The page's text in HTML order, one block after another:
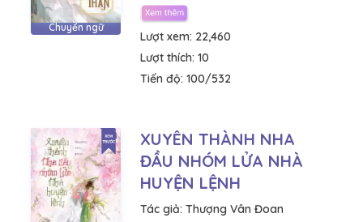
Chuyển ngữ
Lượt xem: 22,460
Lượt thích: 10
Tiến độ: 100/532
XUYÊN THÀNH NHA
ĐẦU NHÓM LỬA NHÀ
HUYỆN LỆNH
Tác giả: Thượng Vân Đoan